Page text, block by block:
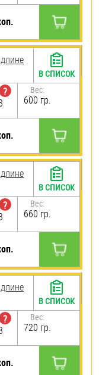
?
Вес:
600 гр.
В СПИСОК
?
Вес:
660 гр.
В СПИСОК
?
Вес:
720 гр.
В СПИСОК